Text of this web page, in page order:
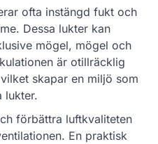
ofta instängd fukt och
Dessa lukter kan
mögel, mögel och
är otillräcklig
skapar en miljö som
lukter.
förbättra luftkvaliteten
En praktisk